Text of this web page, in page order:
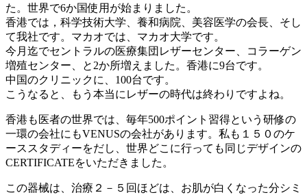
た。世界で6か国使用が始まりました。
香港では，科学技術大学、養和病院、美容医学の会長、そし
て我社です。マカオでは、マカオ大学です。
今月迄でセントラルの医療集団レザーセンター、コラーゲン
増殖センター、と2か所増えました。香港に9台です。
中国のクリニックに、100台です。
こうなると、もう本当にレザーの時代は終わりですよね。
香港も医者の世界では、毎年500ポイント習得という研修の
一環の会社にもVENUSの会社があります。私も１５０のケ
ーススタディーをだし、世界どこに行っても同じデザインの
CERTIFICATEをいただきました。
この器械は、治療２－５回ほどは、お肌が白くなった分シミ